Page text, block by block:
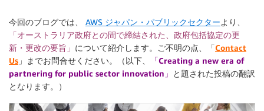
今回のブログでは、 AWS ジャパン・パブリックセクターより、
「オーストラリア政府との間で締結された、政府包括協定の更
新・更改の要旨」 について紹介します。ご不明の点、「Contact
Us 」までお問合せください。（以下、
「Creating a new era of
partnering for public sector innovation」 と題された投稿の翻訳
となります。）